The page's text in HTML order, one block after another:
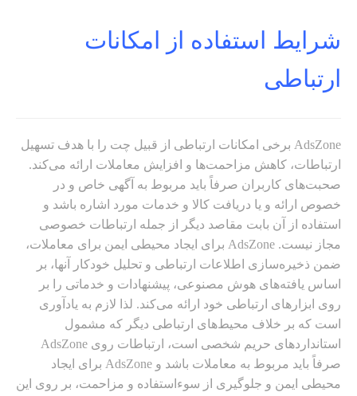
شرایط استفاده از امکانات
ارتباطی
AdsZone برخی امکانات ارتباطی از قبیل چت را با هدف تسهیل
ارتباطات، کاهش مزاحمت‌ها و افزایش معاملات ارائه می‌کند.
صحبت‌های کاربران صرفاً باید مربوط به آگهی خاص و در
خصوص ارائه و یا دریافت کالا و خدمات مورد اشاره باشد و
استفاده از آن بابت مقاصد دیگر از جمله ارتباطات خصوصی
مجاز نیست. AdsZone برای ایجاد محیطی ایمن برای معاملات،
ضمن ذخیره‌سازی اطلاعات ارتباطی و تحلیل خودکار آنها، بر
اساس یافته‌های هوش مصنوعی، پیشنهادات و خدماتی را بر
روی ابزارهای ارتباطی خود ارائه می‌کند. لذا لازم به یادآوری
است که بر خلاف محیط‌های ارتباطی دیگر که مشمول
استانداردهای حریم شخصی است، ارتباطات روی AdsZone
صرفاً باید مربوط به معاملات باشد و AdsZone برای ایجاد
محیطی ایمن و جلوگیری از سوءاستفاده و مزاحمت، بر روی این